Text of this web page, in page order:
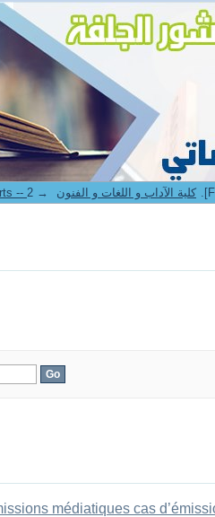
8. Faculté des lettres langues et arts -- كلية الآداب و اللغات و الفنون →
médiatiques cas